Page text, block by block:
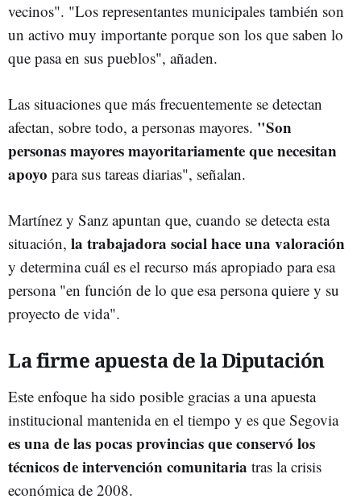
vecinos". "Los representantes municipales también son
un activo muy importante porque son los que saben lo
que pasa en sus pueblos", añaden.
Las situaciones que más frecuentemente se detectan
afectan, sobre todo, a personas mayores. "Son
personas mayores mayoritariamente que necesitan
apoyo para sus tareas diarias", señalan.
Martínez y Sanz apuntan que, cuando se detecta esta
situación, la trabajadora social hace una valoración
y determina cuál es el recurso más apropiado para esa
persona "en función de lo que esa persona quiere y su
proyecto de vida".
La firme apuesta de la Diputación
Este enfoque ha sido posible gracias a una apuesta
institucional mantenida en el tiempo y es que Segovia
es una de las pocas provincias que conservó los
técnicos de intervención comunitaria tras la crisis
económica de 2008.